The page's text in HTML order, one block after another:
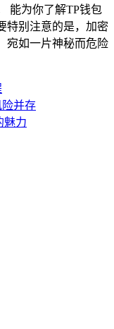
能为你了解TP钱包
特别注意的是，加密
宛如一片神秘而危险
并存
魅力